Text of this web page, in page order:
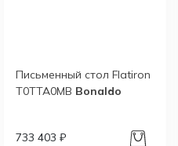
Письменный стол Flatiron
T0TTA0MB Bonaldo
733 403 ₽